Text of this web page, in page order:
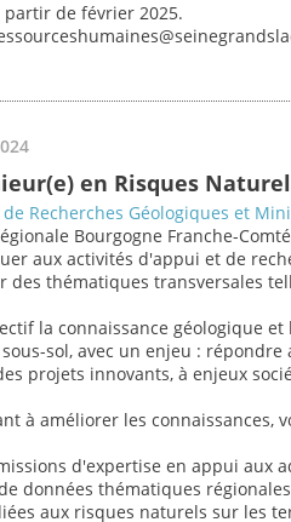
partir de février 2025.
en Risques
Recherches Géologiques et
Bourgogne Franche-
aux activités d'appui et de
des thématiques transversales
la connaissance géologique
sol, avec un enjeu : répondre
projets innovants, à enjeux
à améliorer les connaissances,
d'expertise en appui aux
données thématiques régionales
aux risques naturels sur les